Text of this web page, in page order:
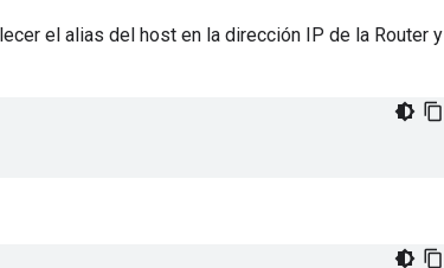
el alias del host en la dirección IP de la Router y